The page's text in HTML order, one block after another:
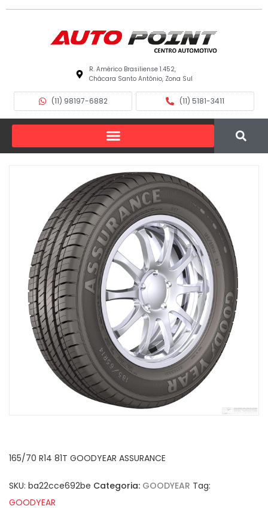
R. Américo Brasiliense 1.452,
Chácara Santo Antônio, Zona Sul
(11) 98197-6882 (11) 5181-3411
165/70 R14 81T GOODYEAR ASSURANCE
SKU: ba22cce692be Categoria: GOODYEAR Tag:
GOODYEAR